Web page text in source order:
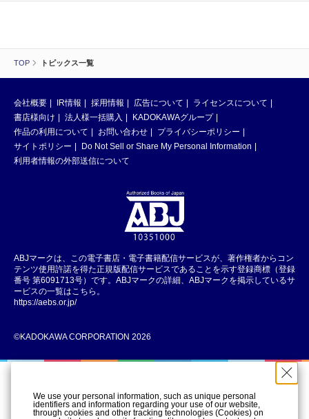
TOP トピックス一覧
会社概要 IR情報 採用情報 広告について
ライセンスについて
書店様向け
法人様一括購入
KADOKAWAグループ
作品の利用について
お問い合わせ
プライバシーポリシー
サイトポリシー
Do Not Sell or Share My Personal Information
利用者情報の外部送信について
ABJマークは、この電子書店・電子書籍配信サービスが、著作権者からコン
テンツ使用許諾を得た正規版配信サービスであることを示す登録商標（登録
番号 第6091713号）です。ABJマークの詳細、ABJマークを掲示しているサ
ービスの一覧はこちら。
https://aebs.or.jp/
©KADOKAWA CORPORATION 2026
We use your personal information, such as unique personal
identifiers and information regarding your use of our website,
through cookies and other tracking technologies (Cookies) on